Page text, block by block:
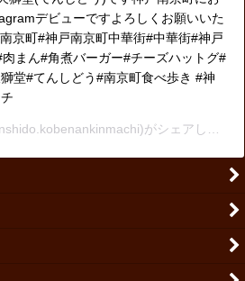
デビューですよろしくお願いいた
京町#神戸南京町中華街#中華街#神戸
まん#角煮バーガー#チーズハットグ#
堂#てんしどう#南京町食べ歩き #神
がシェアした投稿 -